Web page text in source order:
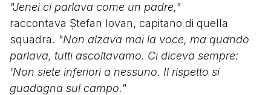
"Jenei ci parlava come un padre,"
raccontava Ștefan Iovan, capitano di quella
squadra. "Non alzava mai la voce, ma quando
parlava, tutti ascoltavamo. Ci diceva sempre:
'Non siete inferiori a nessuno. Il rispetto si
guadagna sul campo."